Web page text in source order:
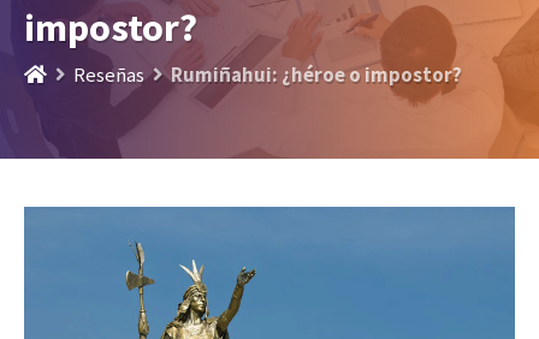
impostor?
Reseñas Rumiñahui: ¿héroe o impostor?